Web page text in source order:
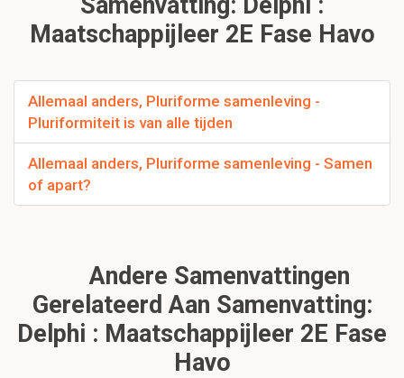
Maatschappijleer 2E Fase Havo
Allemaal anders, Pluriforme samenleving -
Pluriformiteit is van alle tijden
Allemaal anders, Pluriforme samenleving - Samen
of apart?
Andere Samenvattingen
Gerelateerd Aan Samenvatting:
Delphi : Maatschappijleer 2E Fase
Havo